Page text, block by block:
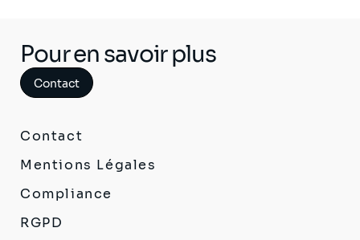
Pour en savoir plus
Contact
Contact
Mentions Légales
Compliance
RGPD